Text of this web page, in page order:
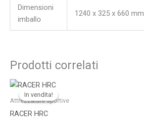
Dimensioni
imballo
1240 x 325 x 660 mm
Prodotti correlati
In vendita!
In vendita!
Attrezzature sportive
RACER HRC
Il
prezzo
originale
799,00 €.
attuale